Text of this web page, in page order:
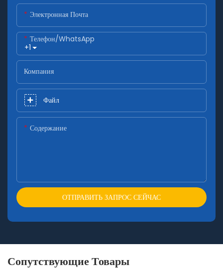
Электронная Почта
+1
Телефон/WhatsApp
Компания
Файл
Содержание
ОТПРАВИТЬ ЗАПРОС СЕЙЧАС
Сопутствующие Товары